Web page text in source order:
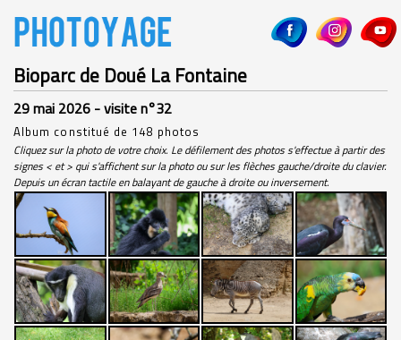
Bioparc de Doué La Fontaine
29 mai 2026 - visite n°32
Album constitué de 148 photos
Cliquez sur la photo de votre choix. Le défilement des photos s'effectue à partir des
signes < et > qui s'affichent sur la photo ou sur les flèches gauche/droite du clavier.
Depuis un écran tactile en balayant de gauche à droite ou inversement.